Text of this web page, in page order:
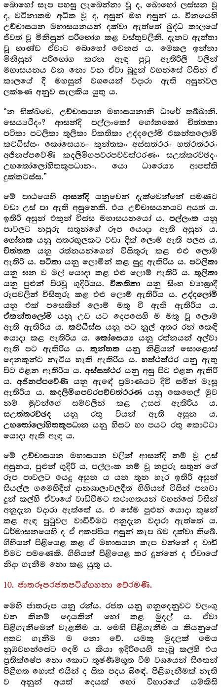
බොහෝ සැප පහසු ලැබෙන්නා වූ ද, බොහෝ ලස්සන වූ
ද, වටිනාකම අධික වූ ද, අසුන් මහ අසුන් ය. විනයෙහි
උච්චාසයන මහාසයනයන් දක්වා ඇත්තේ බුද්ධ කාලයේ
ජීවත් වූ මිනිසුන් පරිභෝග කළ වස්තුවලිනි. දැනට ඇත්තා
වූ භාණ්ඩ ඒවාට බොහෝ වෙනස් ය. මෙකල ඉන්නා
මිනිසුන් පරිභෝග කරන ඇඳ පුටු ඇතිරිලි වලින්
මහාසයනය වන නො වන ඒවා බුදුන් වහන්සේ විසින් ඒ
කාලයේ දී මහසුන් වශයෙන් වදාරා ඇති අසුන්වල
ලක්ෂණ අනුව සැලකිය යුතු ය.
“න භික්ඛවෙ, උච්චාසයන මහාසයනානි ධාරේ තබ්බානි.
සෙය්‍යථිදං? ආසන්දි පල්ලංකෝ ගෝනකෝ චිත්තකා
පටිකා පටලිකා තූලිකා විකතිකා උද්දලෝමි එකන්තලෝමි
කට්ඨිස්සං කෝසෙය්‍යං කුන්තකං අස්සත්ථරං හත්ථත්ථරං
අජිනප්පවේණි කදලිමිගපවරපච්චත්ථරණං සඋත්තරච්ඡදං
උභතෝලෝහිතකූපධානං. යො ධාරෙය්‍ය ආපත්ති
දුක්කටස්ස.”
මේ පාඨයෙහි ආසන්දියනුවෙන් දැක්වෙන්නේ පමණට
වඩා උස් පා ඇති අසුනෙකි. එය උච්චාසයනයට අයත් ය.
ඉතිරි අසුන් එකුන් විස්ස මහාසයනයෝ ය. පල්ලංක යනු
පාවලට නපුරු සතුන්ගේ රූප යොදා ඇති අසුන් ය.
ගෝනක යනු සතරඟුලකට වඩා දික් ලොම් ඇති පලස ය.
චිත්තක යනු රත්නයන්ගෙන් විසිතුරු කළ එළු ලොම්
ඇතිරි ය. පටිකායනු ලොමින් කළ සුදු ඇතිරිය ය.පටලිකා
යනු ඝන ව මල් යොදා කළ එළු ලොම් ඇතිරි ය.තූලිකා
යනු පුළුන් පිරවූ ගුදිරියය.විකතිකා යනු සිංහ ව්‍යාඝ්‍රාදී
රූපවලින් විසිතුරු කළ එළු ලොම් ඇතිරිය ය.උද්දලෝමි
යනු එක් පසෙකින් ලොම් මතු වී ඇති ඇතිරිය ය.
ඒකන්තලෝමි යනු උඩ යට දෙපසෙහි ම මතු වූ ලොම්
ඇති ඇතිරිය ය. කට්ඨිස්සයනු පට නූල් අතර රන් කෙඳි
යොදා කළ ඇතිරිය ය. කෝසෙය්‍යයනු රත්නයන් අල්වා
ඇති පට ඇතිරිය ය.කුන්තක යනු නිළියන් සොළොස්
දෙනකුන්ට නැටිය හැකි ඇතිරිය ය.හත්ථත්ථරයනු ඇතු
පිට එළන ඇතිරිය ය.අස්සත්ථරයනු අසු පිට එළන ඇතිරි
ය. අජිනප්පවේණි යනු ඇඳේ ප්‍ර‍මාණයට දිවි සමින් මැසූ
ඇතිරිය ය. කදලිමිගපවරපච්චත්ථරණ යනු කෙහෙල් මුව
නම් මුවන්ගේ සම්වලින් කළ උසස් ඇතිරිය ය.
සඋත්තරච්ඡද යනු රතු වියන් ඇති අසුන ය.
උභතෝලෝහිතකූපධාන යනු හිසට හා පයට රතු කොට්ටා
යොදා ඇති ඇඳ ය.
මේ උච්චාසයන මහාසයන වලින් ආසන්දි නම් වූ උස්
අසුනය, පුළුන් ගුදිරි ය, පල්ලංක නම් වූ නපුරු සතුන් ගේ
රූප පාවලට යෙදූ අසුන ය යන තුන හැර ඉතිරි අසුන්
සියල්ල ගමෙහිදීත් දානශාලාවලදීත් ගිහියන් විසින් පනවා
දුන් කල්හි ඒවායේ වාඩිවීමට තථාගතයන් වහන්සේ විසින්
අනුදැන වදාරා ඇත්තේ ය. එ සේම පුළුන් යොදා කුෂන්
කළ ඇඳ පුටුවල වාඩිවීමට අනුදැන වදාරා ඇත්තේ ය.
ධර්මාසනයෙහි ද ඒ අකප්පිය අසුන් කැප බව දක්වා තිබේ.
ගිහියන් පිළියෙළ කළ ඒ මහාසයන කැප වන්නේ ද වාඩි
වීමට පමණෙකි. ගිහියන් පිළියෙළ කර දුන්නේ ද ඒවායේ
නිදා ගැනීම නො කළ යුතු ය.
10. ජාතරූපරජතපටිග්ගහනා වේරමණී.
මෙහි ජාතරූප යනු රන්ය. රජත යනු ගනුදෙනුවට වලංගු
වන කිනම් දෙයකින් හෝ කළ මුදල් ය. ඒවා
පිළිගැනීමෙන් වැළකීම ය. මෙහි පිළිගැනීම ය කියනුයේ
අතට ගැනීම ම නො වේ. යමකු මුදලක් මෙය
නුඹවහන්සේට දෙමි ය කියා ඉදිරියෙහි තැබූ කල්හි එය
ප්‍ර‍තික්ෂේප නො කොට තුෂ්ණීම්භූත වීම් වශයෙන් සිතෙන්
පිළිගත හොත් එයින් ද සික පදය බිඳේ. පිළිගැනීමක් නැති
ව අනුන් අයත් දෙයක් හෝ විහාරයේ යම්කිසි